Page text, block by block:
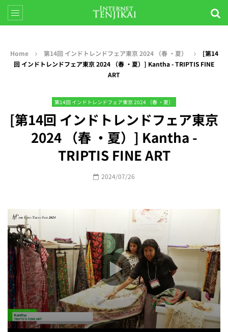
Home 第14回 インドトレンドフェア東京 2024 （春 ・夏）
[第14
回 インドトレンドフェア東京 2024 （春 ・夏）] Kantha - TRIPTIS FINE
ART
第14回 インドトレンドフェア東京 2024 （春 ・夏）
[第14回 インドトレンドフェア東京
2024 （春 ・夏）] Kantha -
TRIPTIS FINE ART
2024/07/26